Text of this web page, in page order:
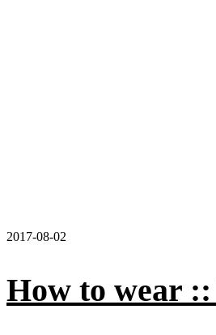
2017-08-02
How to wear ::